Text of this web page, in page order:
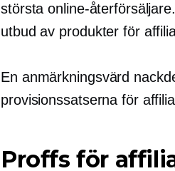
största online-
utbud av produkter för
En anmärkningsvärd
provisionssatserna för
Proffs för